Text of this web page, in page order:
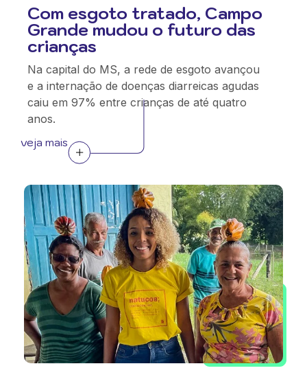
Com esgoto tratado, Campo
Grande mudou o futuro das
crianças
Na capital do MS, a rede de esgoto avançou
e a internação de doenças diarreicas agudas
caiu em 97% entre crianças de até quatro
anos.
veja mais